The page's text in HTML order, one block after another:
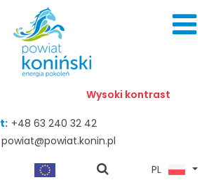
Wysoki kontrast
t: +48 63 240 32 42
powiat@powiat.konin.pl
pokaż
PL